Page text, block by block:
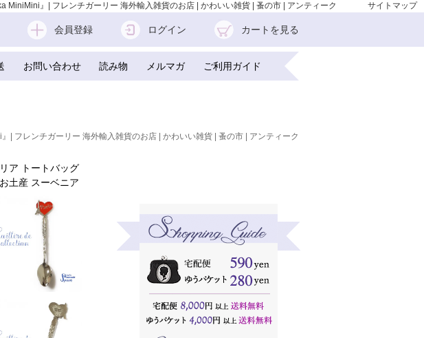
』| フレンチガーリー 海外輸入雑貨のお店 | かわいい雑貨 | 蚤の市 | アンティーク サイトマップ
会員登録 ログイン カートを見る
お問い合わせ 読み物 メルマガ ご利用ガイド
| フレンチガーリー 海外輸入雑貨のお店 | かわいい雑貨 | 蚤の市 | アンティーク
ア トートバッグ
土産 スーベニア
ニール スプーン
ル（Souvenir）
>
かわいい雑貨
フレンチ雑貨
フランス 雑貨